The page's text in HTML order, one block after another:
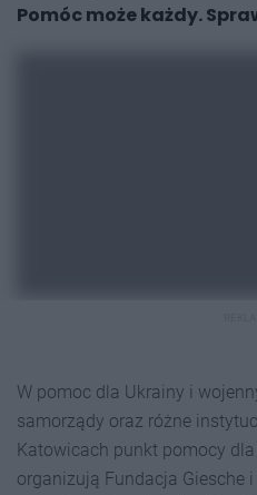
Pomóc może każdy.
W pomoc dla Ukrainy i
samorządy oraz różne
Katowicach punkt pomocy
organizują Fundacja Giesche